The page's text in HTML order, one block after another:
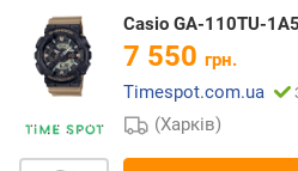
Casio GA-110TU-1A5
7 550 грн.
Timespot.com.ua
(Харків)